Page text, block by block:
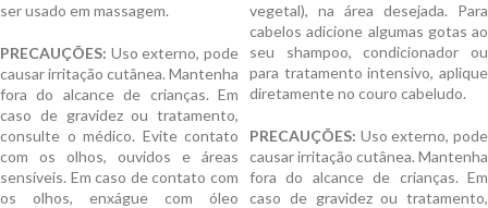
ser usado em massagem.
PRECAUÇÕES: Uso externo, pode
causar irritação cutânea. Mantenha
fora do alcance de crianças. Em
caso de gravidez ou tratamento,
consulte o médico. Evite contato
com os olhos, ouvidos e áreas
sensíveis. Em caso de contato com
os olhos, enxágue com óleo
vegetal), na área desejada. Para
cabelos adicione algumas gotas ao
seu shampoo, condicionador ou
para tratamento intensivo, aplique
diretamente no couro cabeludo.
PRECAUÇÕES: Uso externo, pode
causar irritação cutânea. Mantenha
fora do alcance de crianças. Em
caso de gravidez ou tratamento,